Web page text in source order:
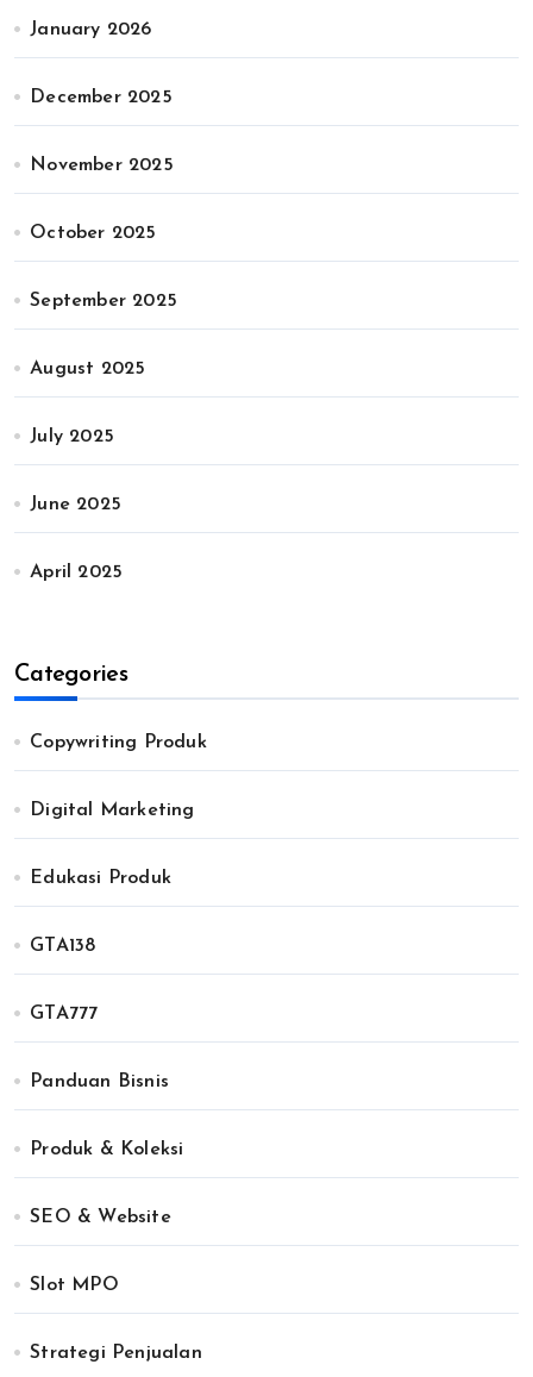
January 2026
December 2025
November 2025
October 2025
September 2025
August 2025
July 2025
June 2025
April 2025
Categories
Copywriting Produk
Digital Marketing
Edukasi Produk
GTA138
GTA777
Panduan Bisnis
Produk & Koleksi
SEO & Website
Slot MPO
Strategi Penjualan